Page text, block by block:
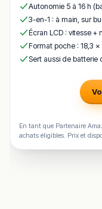
Autonomie 5 à 16 h
3-en-1 : à main, sur
Écran LCD : vitesse +
Format poche : 18,3
Sert aussi de batterie
En tant que Partenaire
achats éligibles. Prix et